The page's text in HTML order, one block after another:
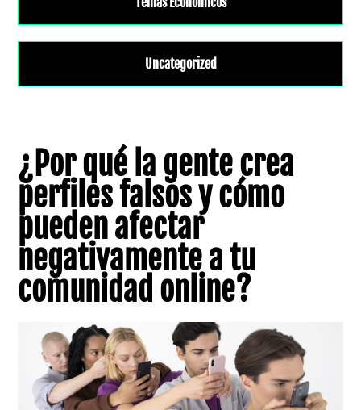
Uncategorized
¿Por qué la gente crea
perfiles falsos y cómo
pueden afectar
negativamente a tu
comunidad online?